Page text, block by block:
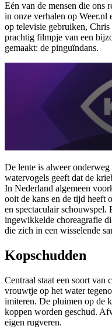
Eén van de mensen die ons
in onze verhalen op
op televisie gebruiken,
prachtig filmpje van een
gemaakt: de pinguïndans.
De lente is alweer
watervogels geeft dat de
In Nederland algemeen
ooit de kans en de tijd heeft
en spectaculair schouwspel.
ingewikkelde choreagrafie
die zich in een wisselende
Kopschudden
Centraal staat een soort van
vrouwtje op het water
imiteren. De pluimen op de
koppen worden geschud.
eigen rugveren.